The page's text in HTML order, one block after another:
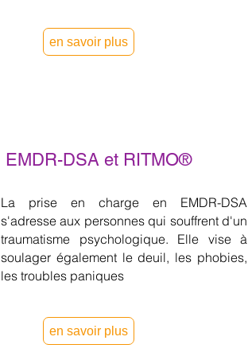
en savoir plus
EMDR-DSA et RITMO®
La prise en charge en EMDR-DSA
s'adresse aux personnes qui souffrent d'un
traumatisme psychologique. Elle vise à
soulager également le deuil, les phobies,
les troubles paniques
en savoir plus